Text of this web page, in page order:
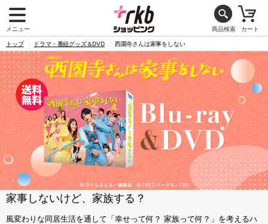
メニュー 商品検索 カート
トップ ドラマ・番組グッズ＆DVD 西園寺さんは家事をしない
家事しないけど、家族する？
風変わりな同居生活を通して「幸せって何？ 家族って何？」を考えるハ